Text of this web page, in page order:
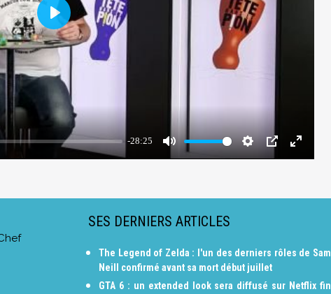
SES DERNIERS ARTICLES
The Legend of Zelda : l'un des derniers rôles de Sam
Neill confirmé avant sa mort début juillet
GTA 6 : un extended look sera diffusé sur Netflix fin